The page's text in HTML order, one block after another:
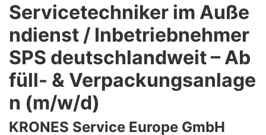
Servicetechniker im Auße
ndienst / Inbetriebnehmer
SPS deutschlandweit – Ab
füll- & Verpackungsanlage
n (m/w/d)
KRONES Service Europe GmbH